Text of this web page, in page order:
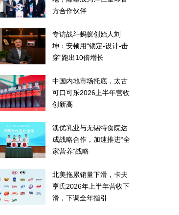
方合作伙伴
专访战斗蚂蚁创始人刘
坤：安顿用“锁定-设计-击
穿”跑出10倍增长
中国内地市场托底，太古
可口可乐2026上半年营收
创新高
澳优乳业与无锡特食院达
成战略合作，加速推进“全
家营养”战略
北美拖累销量下滑，卡夫
亨氏2026年上半年营收下
滑，下调全年指引